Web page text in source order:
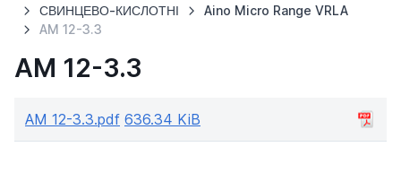
СВИНЦЕВО-КИСЛОТНІ
Aino Micro Range VRLA
AM 12-3.3
AM 12-3.3
AM 12-3.3.pdf 636.34 KiB